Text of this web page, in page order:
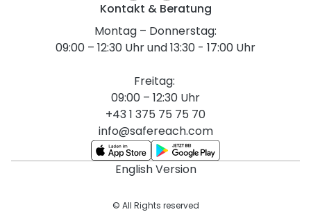
Kontakt & Beratung
Montag – Donnerstag:
09:00 – 12:30 Uhr und 13:30 - 17:00 Uhr
Freitag:
09:00 – 12:30 Uhr
+43 1 375 75 75 70
info@safereach.com
English Version
© All Rights reserved